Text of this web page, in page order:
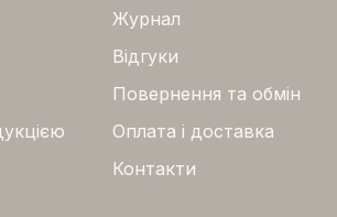
Журнал
Відгуки
Повернення та обмін
Оплата і доставка
Контакти